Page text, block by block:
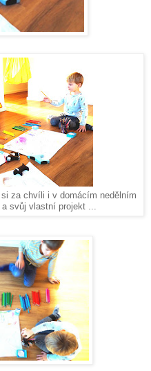
za chvíli i v domácím nedělním
svůj vlastní projekt ...